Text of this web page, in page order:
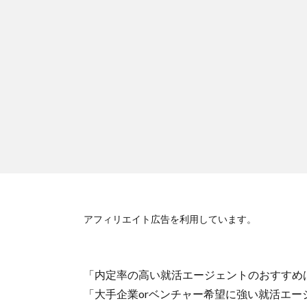
アフィリエイト広告を利用しています。
「内定率の高い就活エージェントのおすすめ
「大手企業orベンチャー希望に強い就活エー